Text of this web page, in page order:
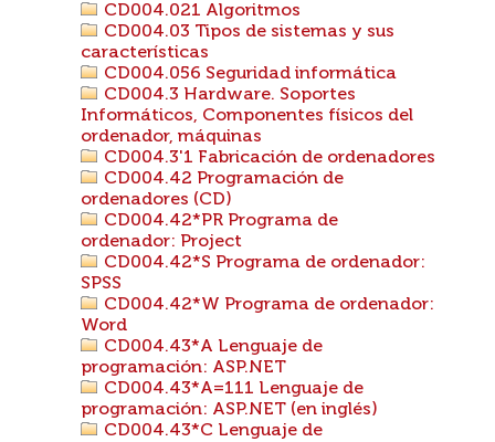
CD004.021 Algoritmos
CD004.03 Tipos de sistemas y sus
características
CD004.056 Seguridad informática
CD004.3 Hardware. Soportes
Informáticos, Componentes físicos del
ordenador, máquinas
CD004.3'1 Fabricación de ordenadores
CD004.42 Programación de
ordenadores (CD)
CD004.42*PR Programa de
ordenador: Project
CD004.42*S Programa de ordenador:
SPSS
CD004.42*W Programa de ordenador:
Word
CD004.43*A Lenguaje de
programación: ASP.NET
CD004.43*A=111 Lenguaje de
programación: ASP.NET (en inglés)
CD004.43*C Lenguaje de